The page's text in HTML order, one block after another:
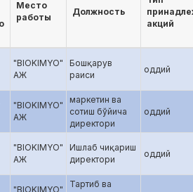
Место
работы
Должность
акций
"BIOKIMYO"
АЖ
Бошқарув
раиси
оддий
"BIOKIMYO"
АЖ
маркетин ва
сотиш бўйича
директори
оддий
"BIOKIMYO"
АЖ
Ишлаб чиқариш
директори
оддий
"BIOKIMYO"
Тартиб ва